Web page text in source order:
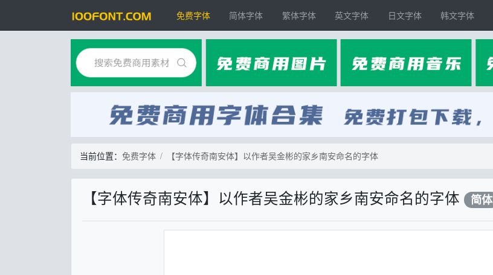
免费字体 简体字体 繁体字体 英文字体 日文字体 韩文字体
当前位置： 免费字体 【字体传奇南安体】以作者吴金彬的家乡南安命名的字体
【字体传奇南安体】以作者吴金彬的家乡南安命名的字体 简体